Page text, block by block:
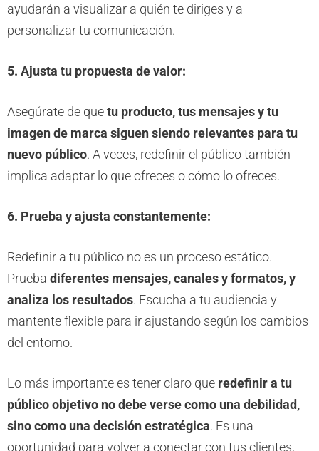
ayudarán a visualizar a quién te diriges y a
personalizar tu comunicación.
5. Ajusta tu propuesta de valor:
Asegúrate de quetu producto, tus mensajes y tu
imagen de marca siguen siendo relevantes para tu
nuevo público. A veces, redefinir el público también
implica adaptar lo que ofreces o cómo lo ofreces.
6. Prueba y ajusta constantemente:
Redefinir a tu público no es un proceso estático.
Prueba diferentes mensajes, canales y formatos, y
analiza los resultados. Escucha a tu audiencia y
mantente flexible para ir ajustando según los cambios
del entorno.
Lo más importante es tener claro que redefinir a tu
público objetivo no debe verse como una debilidad,
sino como una decisión estratégica. Es una
oportunidad para volver a conectar con tus clientes,